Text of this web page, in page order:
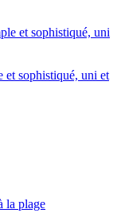
et sophistiqué, uni et